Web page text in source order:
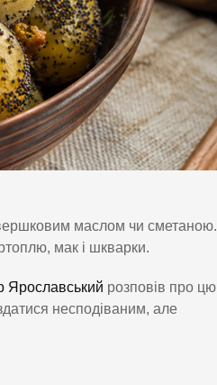
вершковим маслом чи сметаною.
мак і шкварки.
Ярославський розповів про цю
несподіваним, але